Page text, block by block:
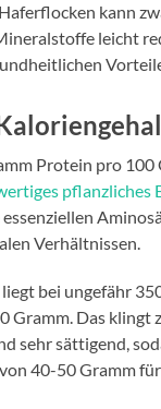
kann
leicht
Protein pro 100
pflanzliches
Verhältnissen.
bei ungefähr
Gramm. Das klingt
sehr sättigend,
40-50 Gramm